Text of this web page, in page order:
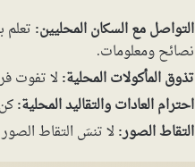
التواصل مع السكان المحليين: تعلم
نصائح ومعلومات.
تذوق المأكولات المحلية:لا تفوت
احترام العادات والتقاليد المحلية:
التقاط الصور:لا تنسَ التقاط